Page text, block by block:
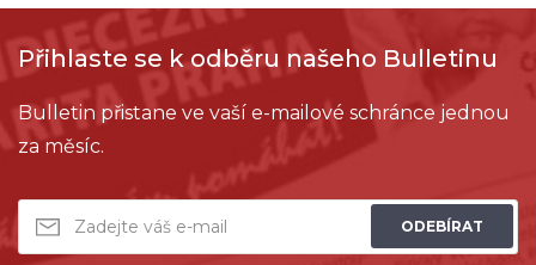
Přihlaste se k odběru našeho Bulletinu
Bulletin přistane ve vaší e-mailové schránce jednou
za měsíc.
ODEBÍRAT